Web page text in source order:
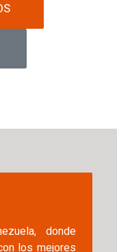
donde
los mejores